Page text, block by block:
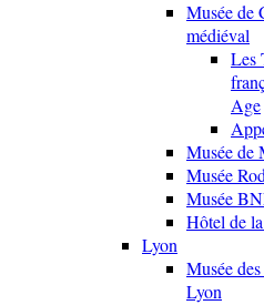
Musée de
médiéval
Les
Age
Musée de
Musée
Musée
Hôtel de
Lyon
Musée
Lyon